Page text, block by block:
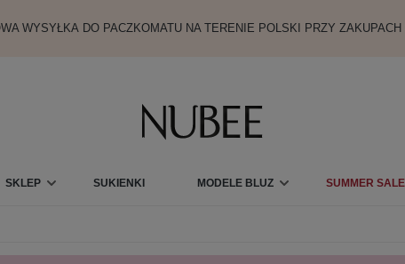
WYSYŁKA DO PACZKOMATU NA TERENIE POLSKI PRZY ZAKUPACH
SKLEP SUKIENKI MODELE BLUZ SUMMER